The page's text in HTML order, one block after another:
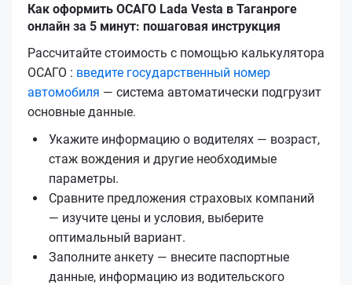
Как оформить ОСАГО Lada Vesta в Таганроге
онлайн за 5 минут: пошаговая инструкция
Рассчитайте стоимость с помощью калькулятора
ОСАГО : введите государственный номер
автомобиля — система автоматически подгрузит
основные данные.
Укажите информацию о водителях — возраст,
стаж вождения и другие необходимые
параметры.
Сравните предложения страховых компаний
— изучите цены и условия, выберите
оптимальный вариант.
Заполните анкету — внесите паспортные
данные, информацию из водительского